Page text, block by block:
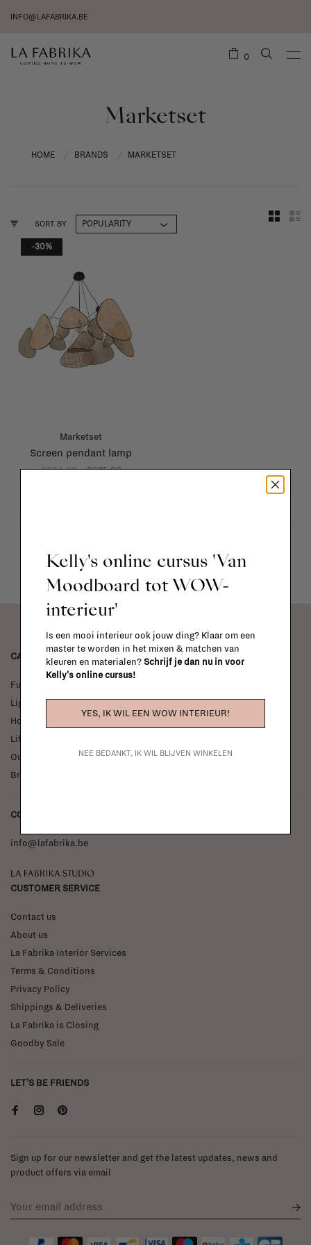
INFO@LAFABRIKA.BE
0
Marketset
HOME BRANDS MARKETSET
SORT BY
-30%
Marketset
Screen pendant lamp
€894,00 €625,80
Showing 1 - 1 of 1
CATEGORIES
Furniture
Lighting
Homeware
Lifestyle
Outlet
Brands
CONTACT
info@lafabrika.be
La Fabrika Studio
CUSTOMER SERVICE
Contact us
About us
La Fabrika Interior Services
Terms & Conditions
Privacy Policy
Shippings & Deliveries
La Fabrika is Closing
Goodby Sale
LET'S BE FRIENDS
Sign up for our newsletter and get the latest updates, news and
product offers via email
Kelly's online cursus 'Van
Moodboard tot WOW-
interieur'
Is een mooi interieur ook jouw ding? Klaar om een
master te worden in het mixen & matchen van
kleuren en materialen? Schrijf je dan nu in voor
Kelly's online cursus!
YES, IK WIL EEN WOW INTERIEUR!
NEE BEDANKT, IK WIL BLIJVEN WINKELEN